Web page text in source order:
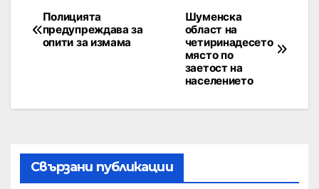
Шуменска
област на
четиринадесето
място по
заетост на
населението
Полицията
предупреждава за
опити за измама
Свързани публикации